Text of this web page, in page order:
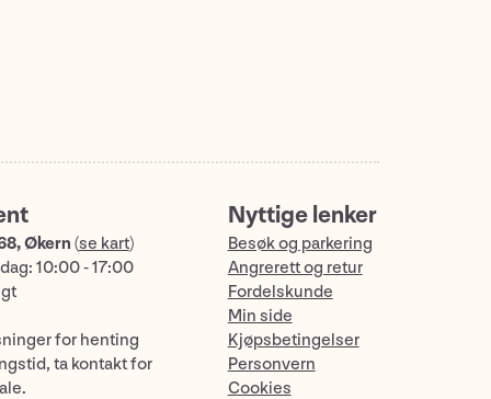
Økern (se kart)
10:00 - 17:00
for henting
ta kontakt for
Nyttige lenker
Besøk og parkering
Angrerett og retur
Fordelskunde
Min side
Kjøpsbetingelser
Personvern
Cookies